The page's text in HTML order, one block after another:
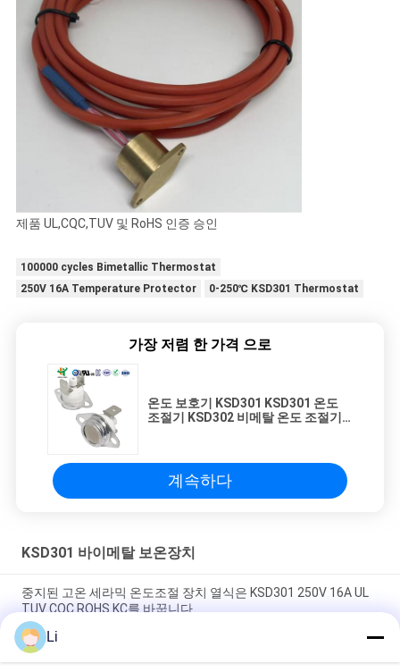
제품 UL,CQC,TUV 및 RoHS 인증 승인
100000 cycles Bimetallic Thermostat
250V 16A Temperature Protector
0-250℃ KSD301 Thermostat
가장 저렴 한 가격 으로
온도 보호기 KSD301 KSD301 온도
조절기 KSD302 비메탈 온도 조절기
계속하다
KSD301 바이메탈 보온장치
중지된 고온 세라믹 온도조절 장치 열식은 KSD301 250V 16A UL
TUV CQC ROHS KC를 바꿉니다
바이메탈 디스크 스냅 액션 서모, 저온 제한된 제어 스위치 H31
250V 10 13C
Li